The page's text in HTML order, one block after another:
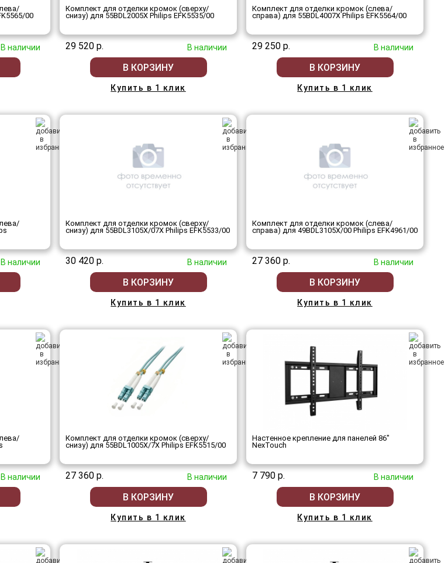
00
В наличии
Комплект для отделки кромок (сверху/
снизу) для 55BDL2005X Philips EFK5535/00
29 520 р. В наличии
В КОРЗИНУ
Купить в 1 клик
Комплект для отделки кромок (слева/
справа) для 55BDL4007X Philips EFK5564/00
29 250 р. В наличии
В КОРЗИНУ
Купить в 1 клик
В наличии
Комплект для отделки кромок (сверху/
снизу) для 55BDL3105X/07X Philips EFK5533/00
30 420 р. В наличии
В КОРЗИНУ
Купить в 1 клик
Комплект для отделки кромок (слева/
справа) для 49BDL3105X/00 Philips EFK4961/00
27 360 р. В наличии
В КОРЗИНУ
Купить в 1 клик
В наличии
Комплект для отделки кромок (сверху/
снизу) для 55BDL1005X/7X Philips EFK5515/00
27 360 р. В наличии
В КОРЗИНУ
Купить в 1 клик
Настенное крепление для панелей 86"
NexTouch
7 790 р. В наличии
В КОРЗИНУ
Купить в 1 клик